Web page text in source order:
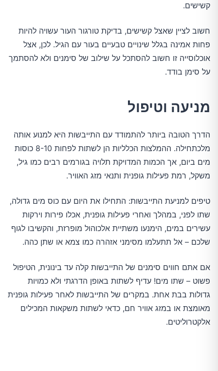
קשישים.
חשוב לציין שאצל קשישים, בדיקת טורגור העור עשויה להיות
פחות אמינה בגלל שינויים טבעיים בעור עם הגיל. לכן, אצל
אוכלוסייה זו חשוב להסתכל על שילוב של סימנים ולא להסתמך
על סימן בודד.
מניעה וטיפול
הדרך הטובה ביותר להתמודד עם התייבשות היא למנוע אותה
מלכתחילה. ההמלצות הכלליות הן לשתות לפחות 8-10 כוסות
מים ביום, אך הכמות המדויקת תלויה בגורמים רבים כמו גיל,
משקל, רמת פעילות גופנית ותנאי מזג האוויר.
טיפים למניעת התייבשות: התחילו את היום עם כוס מים גדולה,
שתו לפני, במהלך ואחרי פעילות גופנית, אכלו פירות וירקות
עשירים במים, הימנעו משתיית אלכוהול מופרזת, והקשיבו לגוף
שלכם – אל תתעלמו מסימני אזהרה כמו צמא או שתן כהה.
אם אתם חווים סימנים של התייבשות קלה עד בינונית, הטיפול
פשוט – שתו מים! עדיף לשתות באופן הדרגתי ולא כמויות
גדולות בבת אחת. במקרים של התייבשות לאחר פעילות גופנית
מאומצת או במזג אוויר חם, כדאי לשתות משקאות המכילים
אלקטרוליטים.